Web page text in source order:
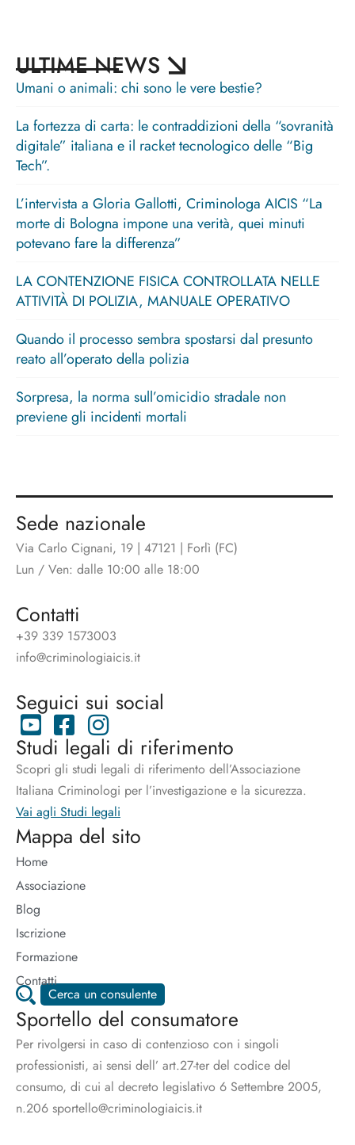
ULTIME NEWS
Umani o animali: chi sono le vere bestie?
La fortezza di carta: le contraddizioni della “sovranità
digitale” italiana e il racket tecnologico delle “Big
Tech”.
L’intervista a Gloria Gallotti, Criminologa AICIS “La
morte di Bologna impone una verità, quei minuti
potevano fare la differenza”
LA CONTENZIONE FISICA CONTROLLATA NELLE
ATTIVITÀ DI POLIZIA, MANUALE OPERATIVO
Quando il processo sembra spostarsi dal presunto
reato all’operato della polizia
Sorpresa, la norma sull’omicidio stradale non
previene gli incidenti mortali
Sede nazionale
Via Carlo Cignani, 19 | 47121 | Forlì (FC)
Lun / Ven: dalle 10:00 alle 18:00
Contatti
+39 339 1573003
info@criminologiaicis.it
Seguici sui social
Studi legali di riferimento
Scopri gli studi legali di riferimento dell’Associazione
Italiana Criminologi per l’investigazione e la sicurezza.
Vai agli Studi legali
Mappa del sito
Home
Associazione
Blog
Iscrizione
Formazione
Contatti
Cerca un consulente
Sportello del consumatore
Per rivolgersi in caso di contenzioso con i singoli
professionisti, ai sensi dell’ art.27-ter del codice del
consumo, di cui al decreto legislativo 6 Settembre 2005,
n.206 sportello@criminologiaicis.it